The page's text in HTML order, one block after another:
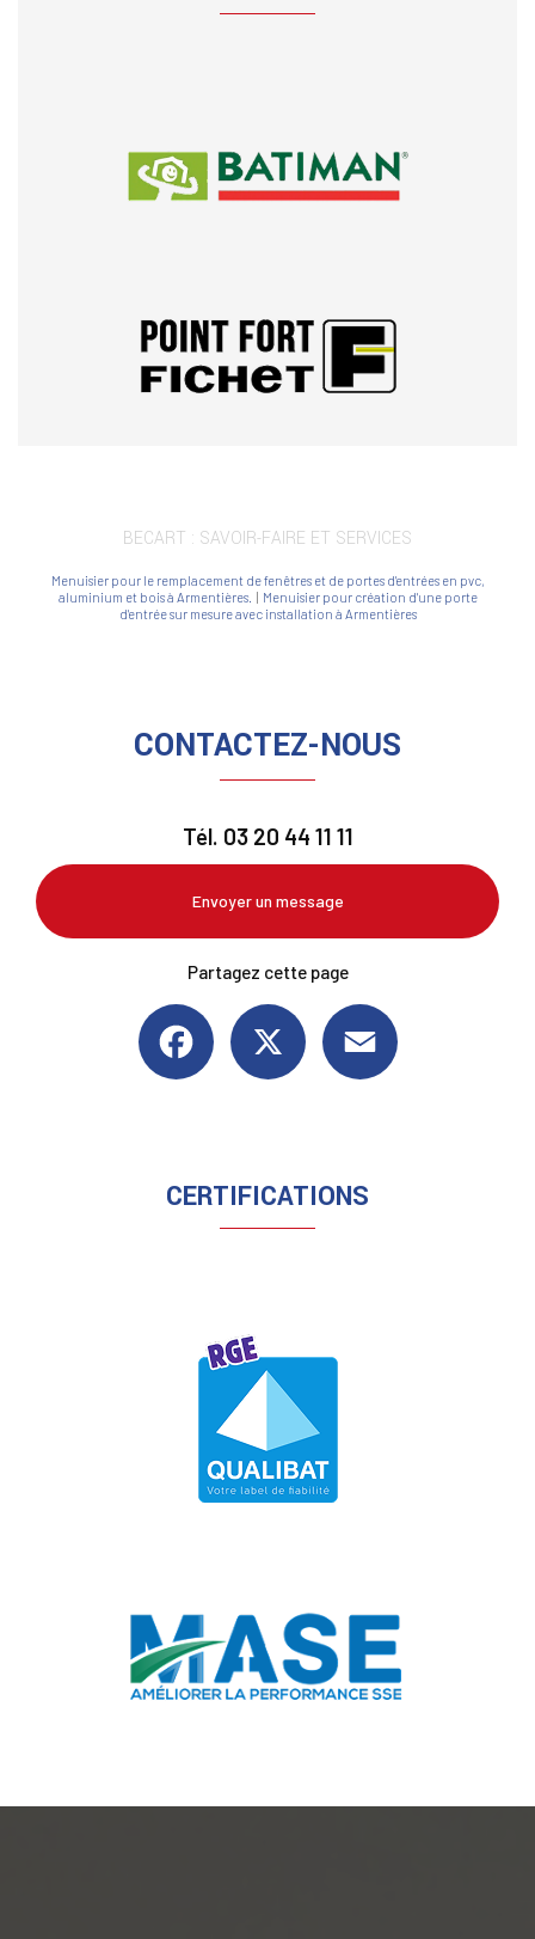
BECART : SAVOIR-FAIRE ET SERVICES
Menuisier pour le remplacement de fenêtres et de portes d'entrées en pvc,
aluminium et bois à Armentières.
Menuisier pour création d'une porte
d'entrée sur mesure avec installation à Armentières
CONTACTEZ-NOUS
Tél. 03 20 44 11 11
Envoyer un message
Partagez cette page
Facebook
CERTIFICATIONS